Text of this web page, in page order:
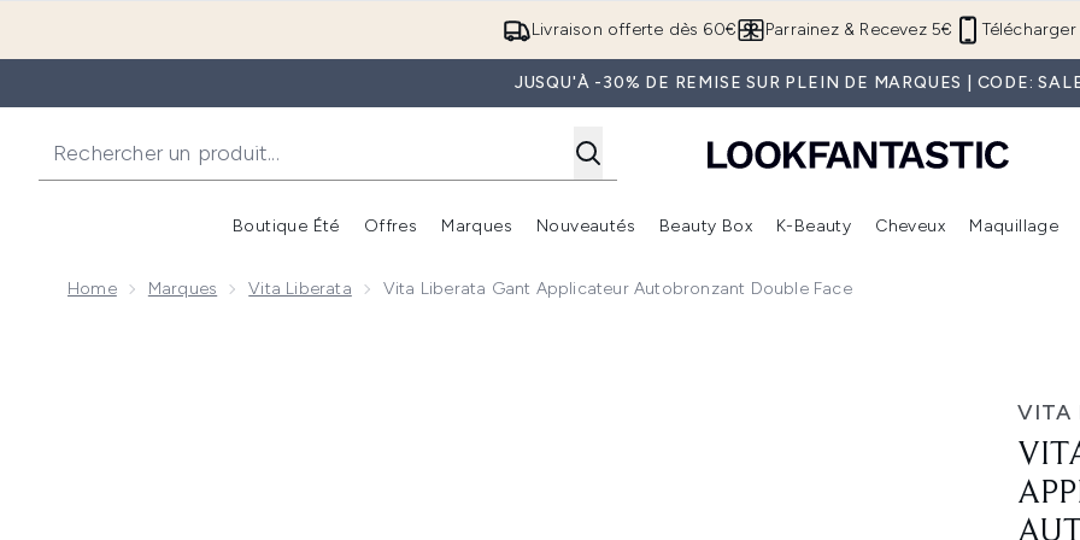
Passer au contenu principal
Livraison offerte dès 60€ Télécharger
Parrainez & Recevez 5€
JUSQU'À -30% DE REMISE SUR PLEIN DE MARQUES | CODE:
Boutique Été
Accédez au sous-menu (Boutique Été )
Offres
Accédez au sous-menu (Offres)
Marques
Accédez au sous-menu (Marques)
Nouveautés
Accédez au sous-menu (Nouveautés)
Beauty Box
Accédez au sous-menu (Beauty Box)
K-Beauty Cheveux Maquillage
Home Marques Vita Liberata Vita Liberata Gant Applicateur Autobronzant Double Face
VITA